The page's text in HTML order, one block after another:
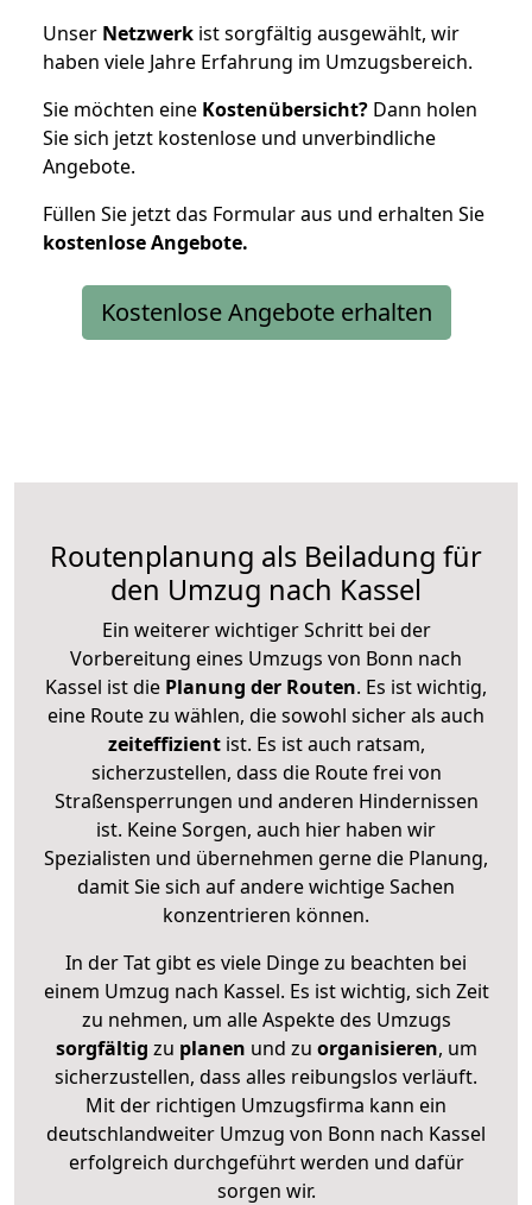
Unser Netzwerk ist sorgfältig ausgewählt, wir
haben viele Jahre Erfahrung im Umzugsbereich.
Sie möchten eine Kostenübersicht? Dann holen
Sie sich jetzt kostenlose und unverbindliche
Angebote.
Füllen Sie jetzt das Formular aus und erhalten Sie
kostenloseAngebote.
Kostenlose Angebote erhalten
Routenplanung als Beiladung für
den Umzug nach Kassel
Ein weiterer wichtiger Schritt bei der
Vorbereitung eines Umzugs von Bonn nach
Kassel ist die Planung der Routen. Es ist wichtig,
eine Route zu wählen, die sowohl sicher als auch
zeiteffizientist. Es ist auch ratsam,
sicherzustellen, dass die Route frei von
Straßensperrungen und anderen Hindernissen
ist. Keine Sorgen, auch hier haben wir
Spezialisten und übernehmen gerne die Planung,
damit Sie sich auf andere wichtige Sachen
konzentrieren können.
In der Tat gibt es viele Dinge zu beachten bei
einem Umzug nach Kassel. Es ist wichtig, sich Zeit
zu nehmen, um alle Aspekte des Umzugs
sorgfältig zu planen und zu organisieren, um
sicherzustellen, dass alles reibungslos verläuft.
Mit der richtigen Umzugsfirma kann ein
deutschlandweiter Umzug von Bonn nach Kassel
erfolgreich durchgeführt werden und dafür
sorgen wir.